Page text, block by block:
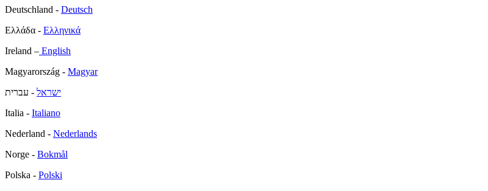
Deutschland - Deutsch
Ελλάδα - Ελληνικά
Ireland – English
Magyarország - Magyar
ישראל - עברית
Italia - Italiano
Nederland - Nederlands
Norge - Bokmål
Polska - Polski